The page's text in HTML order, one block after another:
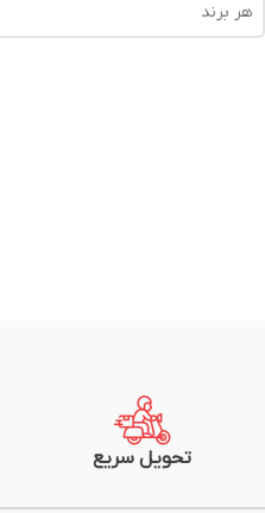
هر برند
تحویل سریع